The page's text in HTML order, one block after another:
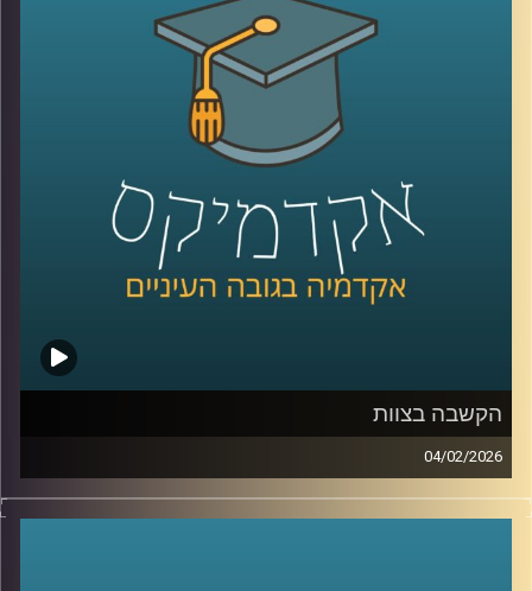
בבית המשפט העליון, אז מה אפשר ללמוד מהמספרים, האם
זה משבר רגעי או מגמה ארוכה, למה אמון נהיה תלוי מחנה
פוליטי, ומה המשמעות של זה לתחושת הייצוג, לציות לחוק,
ולחוסן החברתי, כדי לעשות סדר הזמנו את פרופ׳ אמנון כוורי,
פרופסור חבר וראש המכון לחירות ואחריות בבית ספר לאודר
לממשל ודיפלומטיה באוניברסיטת רייכמן, וביחד ננסה להבין
מה עומד מאחורי הנתונים, מה המדינה והחברה יכולות לעשות
כדי לשקם את האמון שלנו?
הקשבה בצוות
04/02/2026
בעולם הניהול והחיים האישיים מדברים הרבה על תקשורת
טובה, אבל הרבה פחות על הקשבה אמיתית, כזו שמשנה